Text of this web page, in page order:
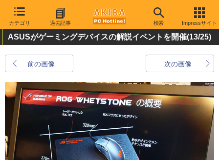
カテゴリ 過去記事 検索 Impressサイト
ASUSがゲーミングデバイスの解説イベントを開催(13/25)
前の画像 次の画像